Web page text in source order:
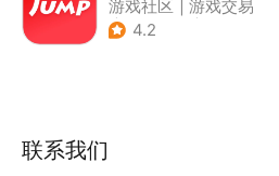
游戏社区
游戏交易
| 游戏周边
4.2
联系我们